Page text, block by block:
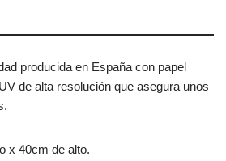
producida en España con papel
de alta resolución que asegura unos
x 40cm de alto.